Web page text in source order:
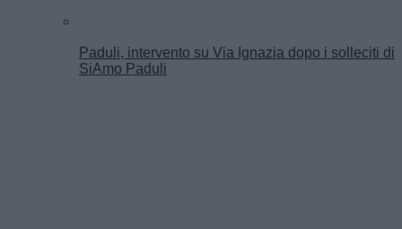
Paduli, intervento su Via Ignazia dopo i solleciti di
SiAmo Paduli